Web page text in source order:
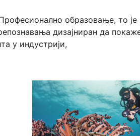
образовање, то је
дизајниран да
у индустрији,